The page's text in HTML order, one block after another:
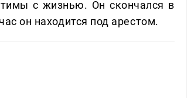
с жизнью. Он скончался в
он находится под арестом.